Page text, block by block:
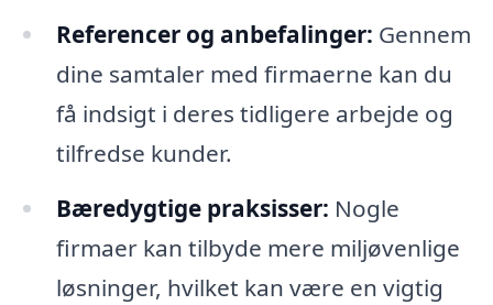
Referencer og anbefalinger: Gennem
dine samtaler med firmaerne kan du
få indsigt i deres tidligere arbejde og
tilfredse kunder.
Bæredygtige praksisser: Nogle
firmaer kan tilbyde mere miljøvenlige
løsninger, hvilket kan være en vigtig